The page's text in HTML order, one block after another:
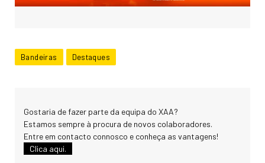
Bandeiras Destaques
Gostaria de fazer parte da equipa do XAA?
Estamos sempre à procura de novos colaboradores.
Entre em contacto connosco e conheça as vantagens!
Clica aqui.